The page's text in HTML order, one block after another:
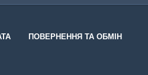
ПОВЕРНЕННЯ ТА ОБМІН